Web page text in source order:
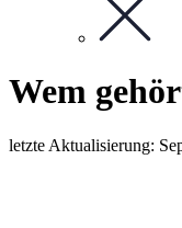
Wem
letzte Aktualisierung: